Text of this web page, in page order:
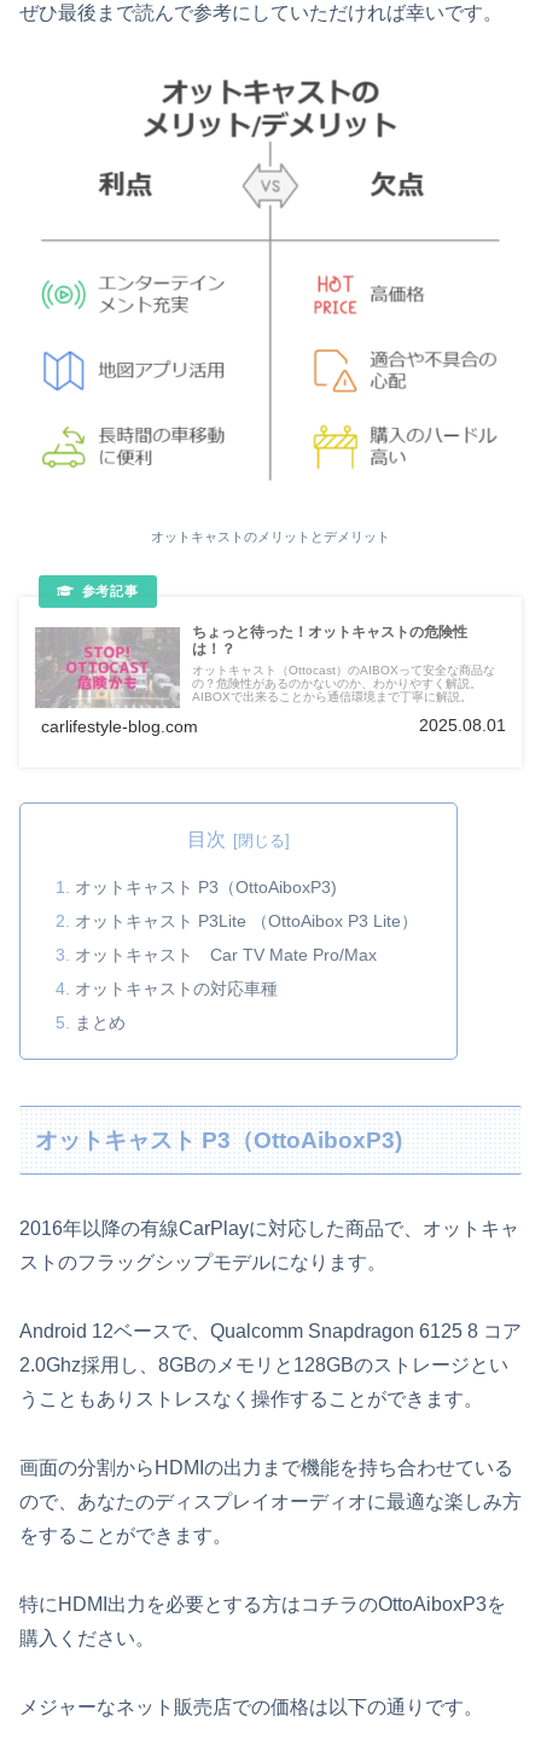
ぜひ最後まで読んで参考にしていただければ幸いです。
オットキャストのメリットとデメリット
ちょっと待った！オットキャストの危険性
は！？
オットキャスト（Ottocast）のAIBOXって安全な商品な
の？危険性があるのかないのか、わかりやすく解説。
AIBOXで出来ることから通信環境まで丁寧に解説。
carlifestyle-blog.com 2025.08.01
目次
オットキャスト P3（OttoAiboxP3)
オットキャスト P3Lite （OttoAibox P3 Lite）
オットキャスト Car TV Mate Pro/Max
オットキャストの対応車種
まとめ
オットキャスト P3（OttoAiboxP3)
2016年以降の有線CarPlayに対応した商品で、オットキャ
ストのフラッグシップモデルになります。
Android 12ベースで、Qualcomm Snapdragon 6125 8 コア
2.0Ghz採用し、8GBのメモリと128GBのストレージとい
うこともありストレスなく操作することができます。
画面の分割からHDMIの出力まで機能を持ち合わせている
ので、あなたのディスプレイオーディオに最適な楽しみ方
をすることができます。
特にHDMI出力を必要とする方はコチラのOttoAiboxP3を
購入ください。
メジャーなネット販売店での価格は以下の通りです。